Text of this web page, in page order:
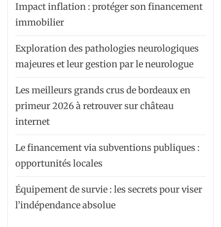
Impact inflation : protéger son financement
immobilier
Exploration des pathologies neurologiques
majeures et leur gestion par le neurologue
Les meilleurs grands crus de bordeaux en
primeur 2026 à retrouver sur château
internet
Le financement via subventions publiques :
opportunités locales
Équipement de survie : les secrets pour viser
l’indépendance absolue